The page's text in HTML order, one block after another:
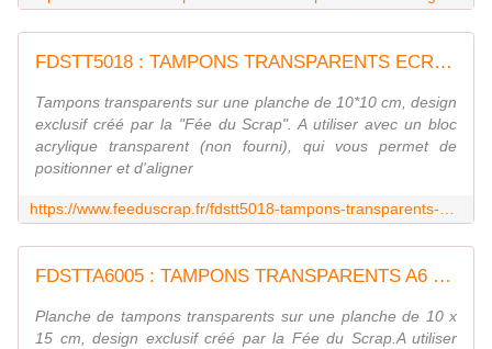
FDSTT5018 : TAMPONS TRANSPARENTS ECRITURE FEE DU SCRAP
Tampons transparents sur une planche de 10*10 cm, design
exclusif créé par la "Fée du Scrap". A utiliser avec un bloc
acrylique transparent (non fourni), qui vous permet de
positionner et d'aligner
FDSTTA6005 : TAMPONS TRANSPARENTS A6 FLEURS 1 FEE DU SCRAP
Planche de tampons transparents sur une planche de 10 x
15 cm, design exclusif créé par la Fée du Scrap.A utiliser